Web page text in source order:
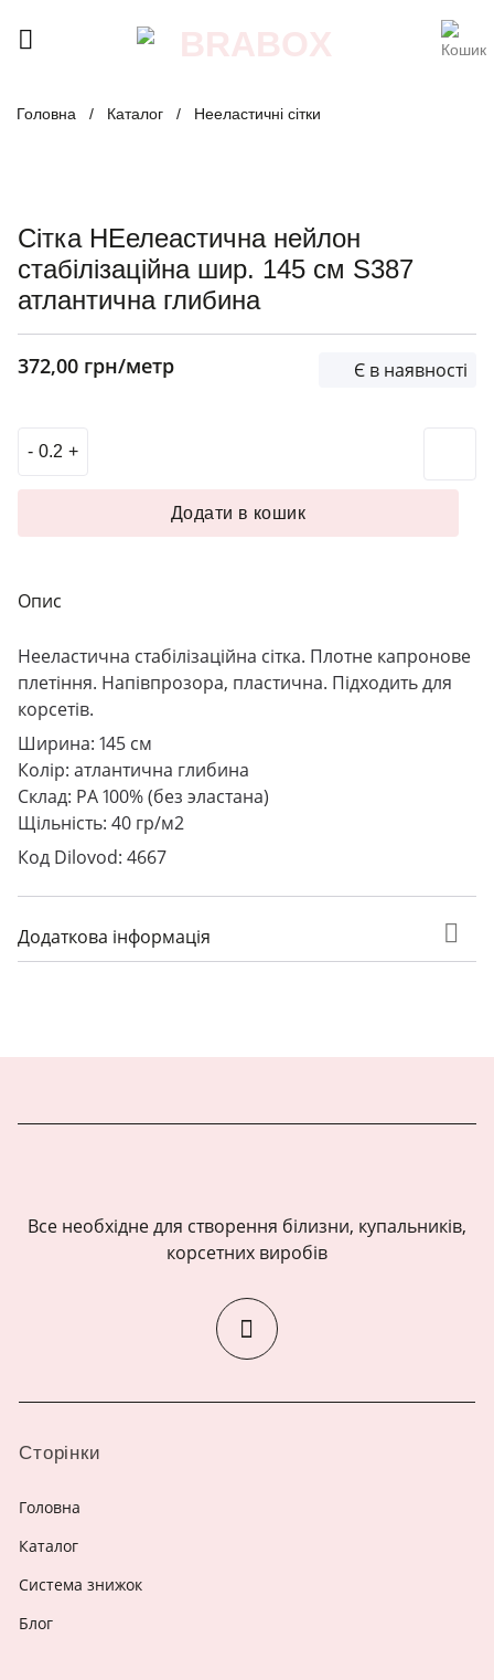
Головна / Каталог / Нееластичні сітки
Сітка НЕелеастична нейлон
стабілізаційна шир. 145 см S387
атлантична глибина
372,00 грн/метр Є в наявності
Опис
Нееластична стабілізаційна сітка. Плотне капронове
плетіння. Напівпрозора, пластична. Підходить для
корсетів.
Ширина: 145 см
Колір: атлантична глибина
Склад: PA 100% (без эластана)
Щільність: 40 гр/м2
Код Dilovod: 4667
Додаткова інформація
Сітка НЕелеастична нейлон стабілізаційна шир. 145 см
Додати в кошик
Все необхідне для створення білизни, купальників,
корсетних виробів
Сторінки
Головна
Каталог
Система знижок
Блог